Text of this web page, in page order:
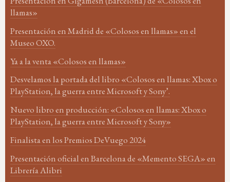
llamas»
Presentación en Madrid de «Colosos en llamas» en el
Museo OXO.
Ya a la venta «Colosos en llamas»
Desvelamos la portada del libro «Colosos en llamas: Xbox o
PlayStation, la guerra entre Microsoft y Sony’.
Nuevo libro en producción: «Colosos en llamas: Xbox o
PlayStation, la guerra entre Microsoft y Sony»
Finalista en los Premios DeVuego 2024
Presentación oficial en Barcelona de «Memento SEGA» en
Librería Alibri